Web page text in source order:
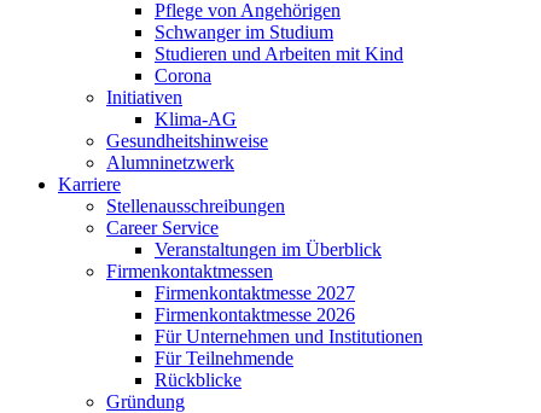
Pflege von Angehörigen
Schwanger im Studium
Studieren und Arbeiten mit Kind
Corona
Initiativen
Klima-AG
Gesundheitshinweise
Alumninetzwerk
Karriere
Stellenausschreibungen
Career Service
Veranstaltungen im Überblick
Firmenkontaktmessen
Firmenkontaktmesse 2027
Firmenkontaktmesse 2026
Für Unternehmen und Institutionen
Für Teilnehmende
Rückblicke
Gründung